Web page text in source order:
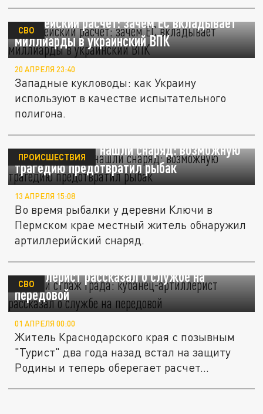
Европейский расчёт: зачем ЕС вкладывает
миллиарды в украинский ВПК
СВО
20 АПРЕЛЯ 23:40
Западные кукловоды: как Украину
используют в качестве испытательного
полигона.
На берегу Камы нашли снаряд: возможную
трагедию предотвратил рыбак
ПРОИСШЕСТВИЯ
13 АПРЕЛЯ 15:08
Во время рыбалки у деревни Ключи в
Пермском крае местный житель обнаружил
артиллерийский снаряд.
Ночной страж "Града": кубанец-
артиллерист рассказал о службе на
передовой
СВО
01 АПРЕЛЯ 00:00
Житель Краснодарского края с позывным
"Турист" два года назад встал на защиту
Родины и теперь оберегает расчет...